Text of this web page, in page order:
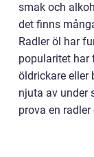
smak och
det finns
Radler öl har
popularitet har
öldrickare eller
njuta av under
prova en radler